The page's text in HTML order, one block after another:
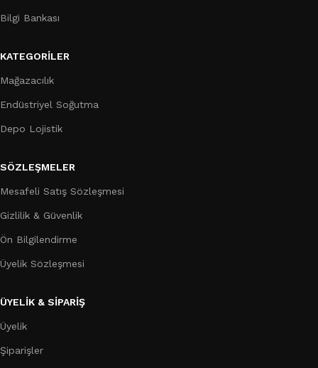
Bilgi Bankası
KATEGORILER
Mağazacılık
Endüstriyel Soğutma
Depo Lojistik
SÖZLEŞMELER
Mesafeli Satış Sözleşmesi
Gizlilik & Güvenlik
Ön Bilgilendirme
Üyelik Sözleşmesi
ÜYELİK & SİPARİŞ
Üyelik
Şiparişler